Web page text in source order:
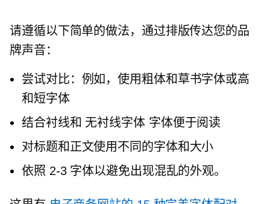
请遵循以下简单的做法，通过排版传达您的品
牌声音：
尝试对比：例如，使用粗体和草书字体或高
和短字体
结合衬线和 无衬线字体字体便于阅读
对标题和正文使用不同的字体和大小
依照 2-3字体以避免出现混乱的外观。